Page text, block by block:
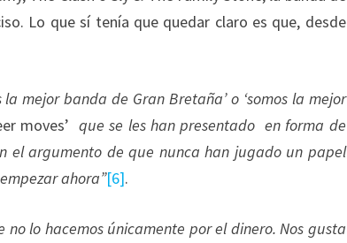
Lo que sí tenía que quedar claro es que, desde
mejor banda de Gran Bretaña’ o ‘somos la mejor
moves’ que se les han presentado en forma de
el argumento de que nunca han jugado un papel
ahora”[6].
no lo hacemos únicamente por el dinero. Nos gusta